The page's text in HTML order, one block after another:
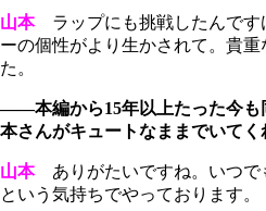
山本ラップにも挑戦したんです
ーの個性がより生かされて。貴
た。
――本編から15年以上たった今も
本さんがキュートなままでいてく
山本ありがたいですね。いつで
という気持ちでやっております。